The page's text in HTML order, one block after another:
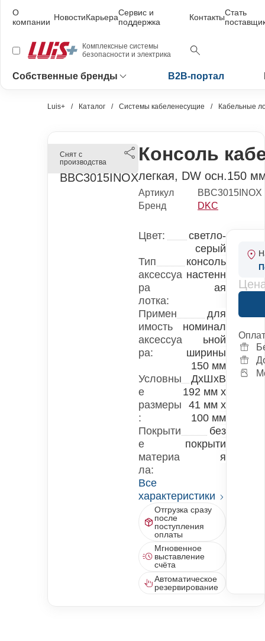
О
компании НовостиКарьераСервис и
поддержка
КонтактыСтать
Комплексные системы
безопасности и электрика
Собственные бренды B2B-портал
Luis+ Каталог Системы кабеленесущие Кабельные
Снят с
производства
Консоль
легкая, DW осн.150
Артикул
BBC3015INOX
Бренд
DKC
Цвет:
светло-
серый
Тип
аксессуа
ра
лотка:
консоль
настенн
ая
Примен
имость
аксессуа
ра:
для
номинал
ьной
ширины
150 мм
Условны
е
размеры
:
ДxШxВ
192 мм x
41 мм x
100 мм
Покрыти
е
материа
ла:
без
покрыти
я
Все
характеристики
Отгрузка сразу
после
поступления
оплаты
Мгновенное
выставление
счёта
Автоматическое
резервирование